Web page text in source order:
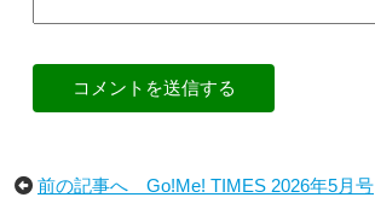
コメントを送信する
前の記事へ Go!Me! TIMES 2026年5月号